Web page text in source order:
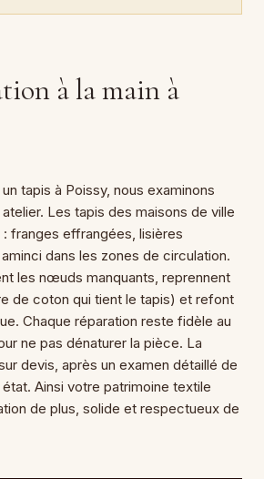
à la main à
tapis à Poissy, nous examinons
Les tapis des maisons de ville
franges effrangées, lisières
dans les zones de circulation.
les nœuds manquants, reprennent
de coton qui tient le tapis) et refont
Chaque réparation reste fidèle au
ne pas dénaturer la pièce. La
devis, après un examen détaillé de
Ainsi votre patrimoine textile
de plus, solide et respectueux de